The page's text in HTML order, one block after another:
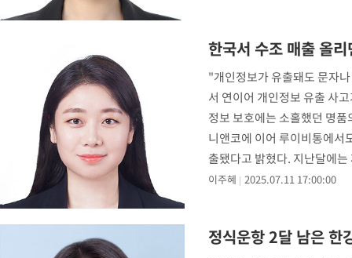
한국서 수조 매출 올
"개인정보가 유출돼도 문자
서 연이어 개인정보 유출 사
정보 보호에는 소홀했던 명
니앤코에 이어 루이비통에서
출됐다고 밝혔다. 지난달에
이주혜 2025.07.11 17:00:00
정식운항 2달 남은